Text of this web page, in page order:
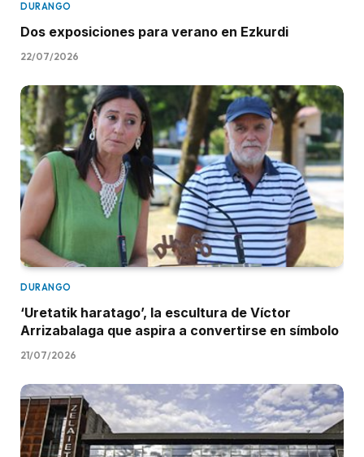
DURANGO
Dos exposiciones para verano en Ezkurdi
22/07/2026
DURANGO
‘Uretatik haratago’, la escultura de Víctor
Arrizabalaga que aspira a convertirse en símbolo
21/07/2026